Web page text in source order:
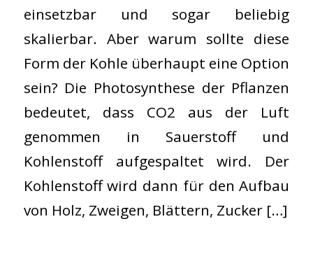
einsetzbar und sogar beliebig
skalierbar. Aber warum sollte diese
Form der Kohle überhaupt eine Option
sein? Die Photosynthese der Pflanzen
bedeutet, dass CO2 aus der Luft
genommen in Sauerstoff und
Kohlenstoff aufgespaltet wird. Der
Kohlenstoff wird dann für den Aufbau
von Holz, Zweigen, Blättern, Zucker […]